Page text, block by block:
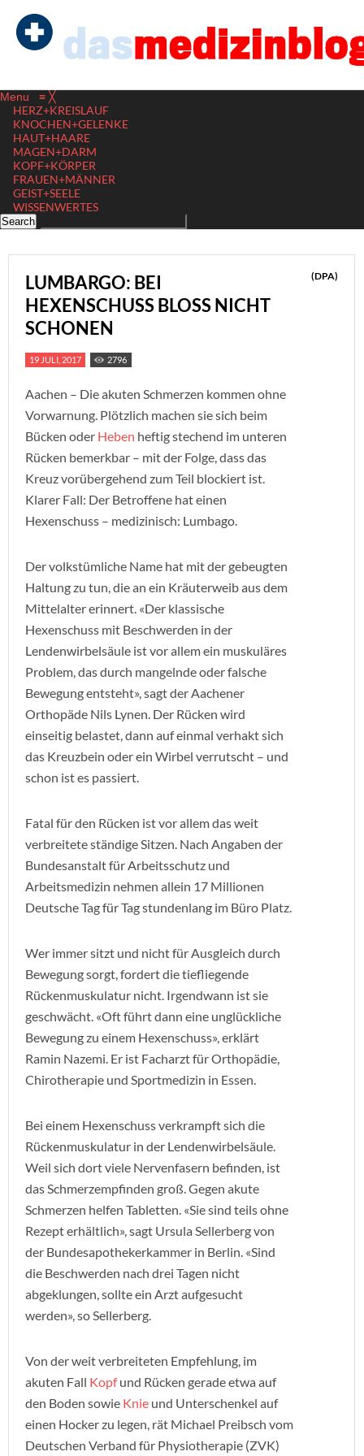
Menu ≡ ╳
HERZ+KREISLAUF
KNOCHEN+GELENKE
HAUT+HAARE
MAGEN+DARM
KOPF+KÖRPER
FRAUEN+MÄNNER
GEIST+SEELE
WISSENWERTES
LUMBARGO: BEI
HEXENSCHUSS BLOSS NICHT S
CHONEN
(DPA)
19 JULI, 2017 2796
Aachen – Die akuten Schmerzen kommen ohne
Vorwarnung. Plötzlich machen sie sich beim
Bücken oder Heben heftig stechend im unteren
Rücken bemerkbar – mit der Folge, dass das
Kreuz vorübergehend zum Teil blockiert ist.
Klarer Fall: Der Betroffene hat einen
Hexenschuss – medizinisch: Lumbago.
Der volkstümliche Name hat mit der gebeugten
Haltung zu tun, die an ein Kräuterweib aus dem
Mittelalter erinnert. «Der klassische
Hexenschuss mit Beschwerden in der
Lendenwirbelsäule ist vor allem ein muskuläres
Problem, das durch mangelnde oder falsche
Bewegung entsteht», sagt der Aachener
Orthopäde Nils Lynen. Der Rücken wird
einseitig belastet, dann auf einmal verhakt sich
das Kreuzbein oder ein Wirbel verrutscht – und
schon ist es passiert.
Fatal für den Rücken ist vor allem das weit
verbreitete ständige Sitzen. Nach Angaben der
Bundesanstalt für Arbeitsschutz und
Arbeitsmedizin nehmen allein 17 Millionen
Deutsche Tag für Tag stundenlang im Büro Platz.
Wer immer sitzt und nicht für Ausgleich durch
Bewegung sorgt, fordert die tiefliegende
Rückenmuskulatur nicht. Irgendwann ist sie
geschwächt. «Oft führt dann eine unglückliche
Bewegung zu einem Hexenschuss», erklärt
Ramin Nazemi. Er ist Facharzt für Orthopädie,
Chirotherapie und Sportmedizin in Essen.
Bei einem Hexenschuss verkrampft sich die
Rückenmuskulatur in der Lendenwirbelsäule.
Weil sich dort viele Nervenfasern befinden, ist
das Schmerzempfinden groß. Gegen akute
Schmerzen helfen Tabletten. «Sie sind teils ohne
Rezept erhältlich», sagt Ursula Sellerberg von
der Bundesapothekerkammer in Berlin. «Sind
die Beschwerden nach drei Tagen nicht
abgeklungen, sollte ein Arzt aufgesucht
werden», so Sellerberg.
Von der weit verbreiteten Empfehlung, im
akuten Fall Kopfund Rücken gerade etwa auf
den Boden sowie Knie und Unterschenkel auf
einen Hocker zu legen, rät Michael Preibsch vom
Deutschen Verband für Physiotherapie (ZVK)